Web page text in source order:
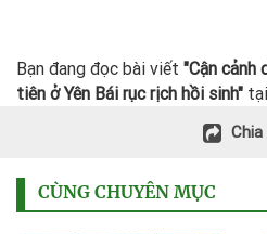
Bạn đang đọc bài viết "Cận cảnh
tiên ở Yên Bái rục rịch hồi sinh"
Chia
CÙNG CHUYÊN MỤC